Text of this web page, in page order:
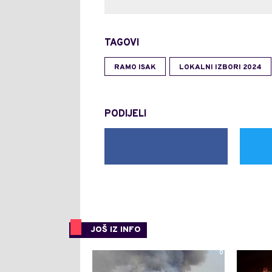
TAGOVI
RAMO ISAK LOKALNI IZBORI 2024
PODIJELI
JOŠ IZ INFO
0